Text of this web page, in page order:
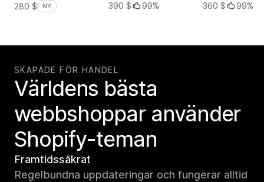
280 $
NY
390 $
99%
360 $
99%
SKAPADE FÖR HANDEL
Världens bästa
webbshoppar använder
Shopify-teman
Framtidssäkrat
Regelbundna uppdateringar och fungerar alltid